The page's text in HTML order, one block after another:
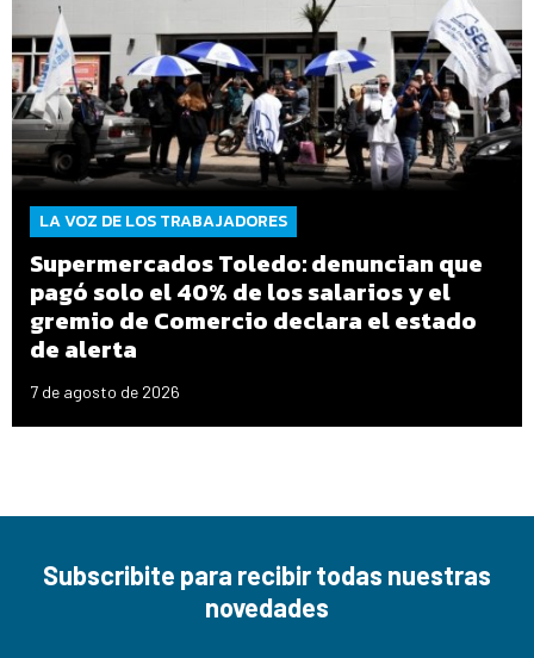
LA VOZ DE LOS TRABAJADORES
Supermercados Toledo: denuncian que
pagó solo el 40% de los salarios y el
gremio de Comercio declara el estado
de alerta
7 de agosto de 2026
Subscribite para recibir todas nuestras
novedades